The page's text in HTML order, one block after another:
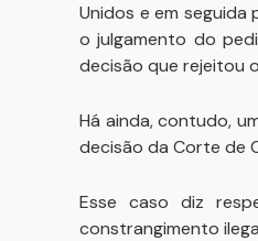
Unidos e em seguida
o julgamento do
decisão que rejeitou
Há ainda, contudo,
decisão da Corte de
Esse caso diz
constrangimento